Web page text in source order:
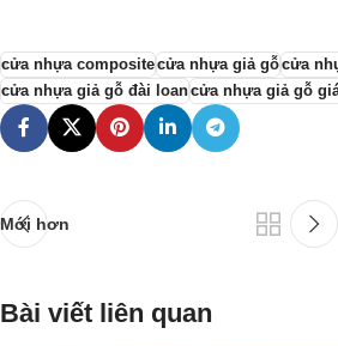
cửa nhựa compositecửa nhựa giả gỗcửa
cửa nhựa giả gỗ đài loancửa nhựa giả gỗ
Mới hơn
Bài viết liên quan